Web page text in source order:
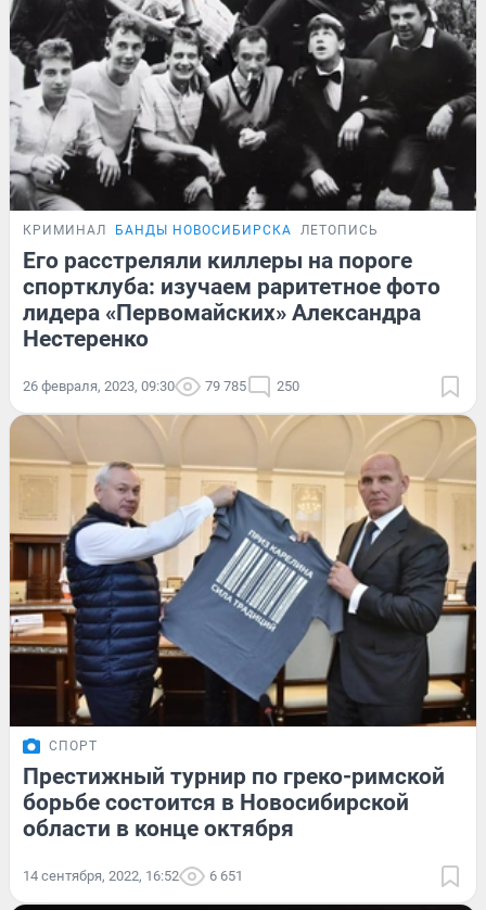
КРИМИНАЛ БАНДЫ НОВОСИБИРСКА ЛЕТОПИСЬ
Его расстреляли киллеры на пороге
спортклуба: изучаем раритетное фото
лидера «Первомайских» Александра
Нестеренко
26 февраля, 2023, 09:30 79 785 250
СПОРТ
Престижный турнир по греко-римской
борьбе состоится в Новосибирской
области в конце октября
14 сентября, 2022, 16:52 6 651